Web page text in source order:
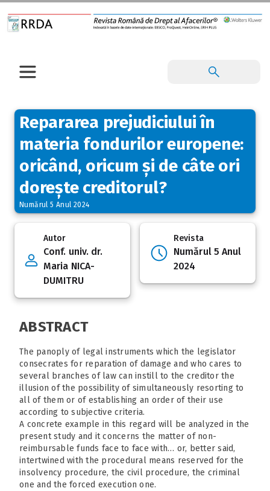
Repararea prejudiciului în
materia fondurilor europene:
oricând, oricum și de câte ori
dorește creditorul?
Numărul 5 Anul 2024
Autor
Conf. univ. dr.
Maria NICA-
DUMITRU
Revista
Numărul 5 Anul
2024
ABSTRACT
The panoply of legal instruments which the legislator
consecrates for reparation of damage and who cares to
several branches of law can instill to the creditor the
illusion of the possibility of simultaneously resorting to
all of them or of establishing an order of their use
according to subjective criteria.
A concrete example in this regard will be analyzed in the
present study and it concerns the matter of non-
reimbursable funds face to face with… or, better said,
intertwined with the procedural means reserved for the
insolvency procedure, the civil procedure, the criminal
one and the forced execution one.